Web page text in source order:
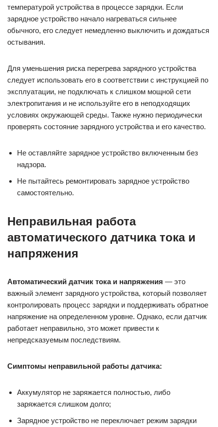
температурой устройства в процессе зарядки. Если
зарядное устройство начало нагреваться сильнее
обычного, его следует немедленно выключить и дождаться
остывания.
Для уменьшения риска перегрева зарядного устройства
следует использовать его в соответствии с инструкцией по
эксплуатации, не подключать к слишком мощной сети
электропитания и не используйте его в неподходящих
условиях окружающей среды. Также нужно периодически
проверять состояние зарядного устройства и его качество.
Не оставляйте зарядное устройство включенным без
надзора.
Не пытайтесь ремонтировать зарядное устройство
самостоятельно.
Неправильная работа
автоматического датчика тока и
напряжения
Автоматический датчик тока и напряжения — это
важный элемент зарядного устройства, который позволяет
контролировать процесс зарядки и поддерживать обратное
напряжение на определенном уровне. Однако, если датчик
работает неправильно, это может привести к
непредсказуемым последствиям.
Симптомы неправильной работы датчика:
Аккумулятор не заряжается полностью, либо
заряжается слишком долго;
Зарядное устройство не переключает режим зарядки